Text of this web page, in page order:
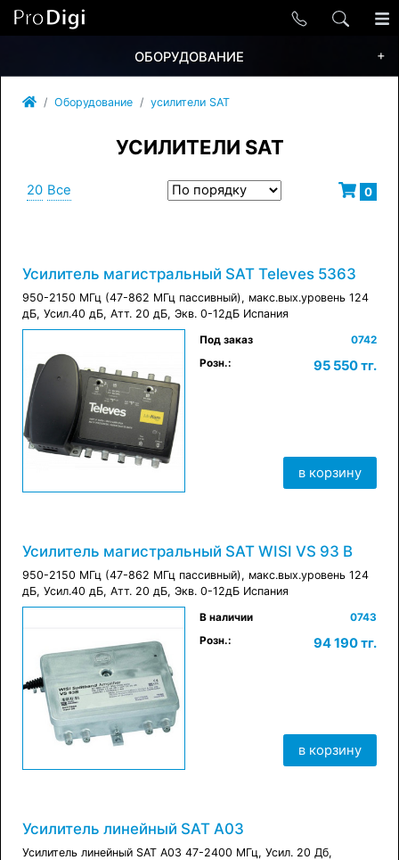
ОБОРУДОВАНИЕ +
Оборудование усилители SAT
УСИЛИТЕЛИ SAT
20 Все 0
Усилитель магистральный SAT Televes 5363
950-2150 МГц (47-862 МГц пассивный), макс.вых.уровень 124
дБ, Усил.40 дБ, Атт. 20 дБ, Экв. 0-12дБ Испания
Под заказ
0742
Розн.:
95 550 тг.
в корзину
×
Усилитель магистральный SAT WISI VS 93 B
950-2150 МГц (47-862 МГц пассивный), макс.вых.уровень 124
дБ, Усил.40 дБ, Атт. 20 дБ, Экв. 0-12дБ Испания
В наличии
0743
Розн.:
94 190 тг.
в корзину
×
Усилитель линейный SAT A03
Усилитель линейный SAT A03 47-2400 МГц, Усил. 20 Дб,